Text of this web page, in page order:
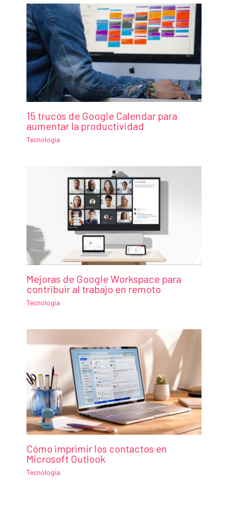
15 trucos de Google Calendar para
aumentar la productividad
Tecnología
Mejoras de Google Workspace para
contribuir al trabajo en remoto
Tecnología
Cómo imprimir los contactos en
Microsoft Outlook
Tecnología